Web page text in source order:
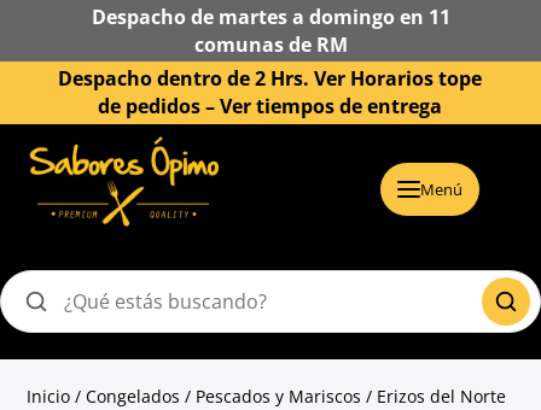
Despacho de martes a domingo en 11
comunas de RM
Despacho dentro de 2 Hrs. Ver Horarios tope
de pedidos –Ver tiempos de entrega
Menú
Buscar
Inicio /Congelados / Pescados y Mariscos / Erizos del Norte